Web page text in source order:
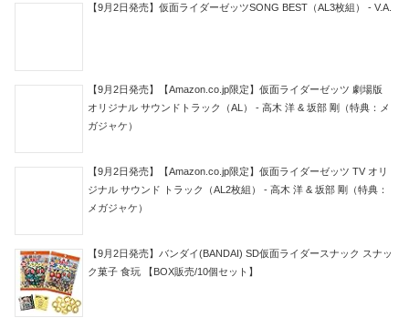
【9月2日発売】仮面ライダーゼッツSONG BEST（AL3枚組） - V.A.
【9月2日発売】【Amazon.co.jp限定】仮面ライダーゼッツ 劇場版
オリジナル サウンドトラック（AL） - 高木 洋 & 坂部 剛（特典：メ
ガジャケ）
【9月2日発売】【Amazon.co.jp限定】仮面ライダーゼッツ TV オリ
ジナル サウンド トラック（AL2枚組） - 高木 洋 & 坂部 剛（特典：
メガジャケ）
【9月2日発売】バンダイ(BANDAI) SD仮面ライダースナック スナッ
ク菓子 食玩 【BOX販売/10個セット】